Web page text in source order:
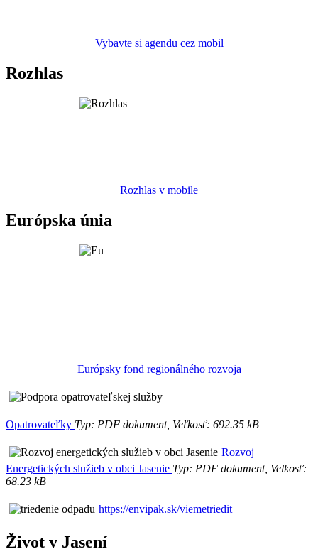
Vybavte si agendu cez mobil
Rozhlas
Rozhlas v mobile
Európska únia
Európsky fond regionálného rozvoja
Opatrovateľky Typ: PDF dokument, Veľkosť: 692.35 kB
Rozvoj
Energetických služieb v obci Jasenie Typ: PDF dokument, Velkosť:
68.23 kB
https://envipak.sk/viemetriedit
Život v Jasení